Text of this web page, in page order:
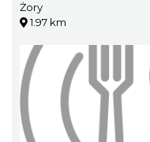
Żory
1.97 km